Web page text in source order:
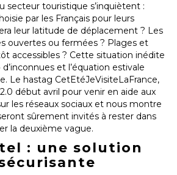
secteur touristique s’inquiètent :
par les Français pour leurs
leur latitude de déplacement ? Les
ouvertes ou fermées ? Plages et
accessibles ? Cette situation inédite
et l’équation estivale
Le hastag CetEtéJeVisiteLaFrance,
début avril pour venir en aide aux
les réseaux sociaux et nous montre
sûrement invités à rester dans
la deuxième vague.
: une solution